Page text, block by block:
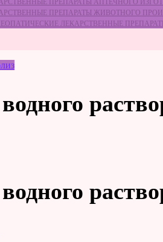
ПРЕПАРАТЫ АПТЕЧНОГО
ПРЕПАРАТЫ ЖИВОТНОГО
ЛЕКАРСТВЕННЫЕ